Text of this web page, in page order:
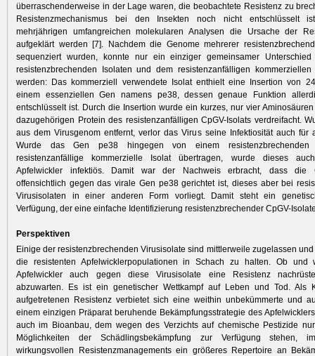
überraschen­derweise in der Lage waren, die beobachtete Resistenz zu
Resistenz­mechanismus bei den Insekten noch nicht entschlüsselt
mehrjährigen umfang­reichen molekularen Analysen die Ursache der
aufgeklärt werden [7]. Nachdem die Genome mehrerer
sequenziert wurden, konnte nur ein einziger gemeinsamer
resistenzbrechenden Isolaten und dem resistenzanfälligen
werden: Das kommerziell verwendete Isolat ent­hielt eine Insertion von
einem essenziellen Gen namens pe38, dessen genaue Funktion
entschlüsselt ist. Durch die Insertion wurde ein kurzes, nur vier
dazugehörigen Protein des resistenzanfälligen CpGV-Isolats verdreifacht.
aus dem Virusgenom entfernt, verlor das Virus seine Infektiosität auch für
Wurde das Gen pe38 hingegen von einem
resistenzanfällige kommerzielle Isolat übertragen, wurde dieses
Apfelwickler infektiös. Damit war der Nachweis erbracht, dass die
offensichtlich gegen das virale Gen pe38 gerichtet ist, dieses aber bei
Virusisolaten in einer anderen Form vorliegt. Damit steht ein
Verfügung, der eine einfache Identifizierung resistenzbrechender CpGV-
Perspektiven
Einige der resistenzbrechenden Virusisolate sind mittlerweile zugelassen
die resistenten Apfelwicklerpopulationen in Schach zu halten. Ob und
Apfelwickler auch gegen diese Virusisolate eine Resistenz
abzuwarten. Es ist ein genetischer Wettkampf auf Leben und Tod. Als
aufgetretenen Resistenz verbietet sich eine weithin unbekümmerte und
einem einzigen Präparat beruhende Bekämpfungsstrategie des
auch im Bioanbau, dem wegen des Verzichts auf chemische Pestizide
Möglichkeiten der Schädlingsbekämpfung zur Verfügung stehen,
wirkungsvollen Resistenzmanagements ein größeres Repertoire an